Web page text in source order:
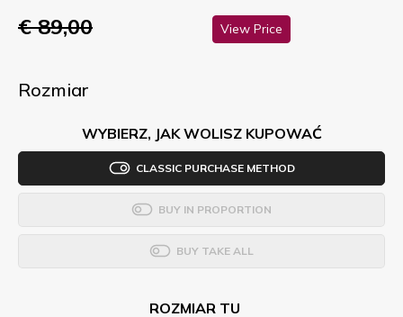
€ 89,00 View Price
Rozmiar
WYBIERZ, JAK WOLISZ KUPOWAĆ
CLASSIC PURCHASE METHOD
BUY IN PROPORTION
BUY TAKE ALL
ROZMIAR TU